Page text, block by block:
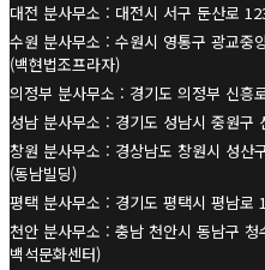
대전 분사무소 : 대전시 서구 둔산로
수원 분사무소 : 수원시 영통구 광교중
(백현법조프라자)
의정부 분사무소 : 경기도 의정부 신흥
성남 분사무소 : 경기도 성남시 중원구
창원 분사무소 : 경상남도 창원시 성산
(동남빌딩)
평택 분사무소 : 경기도 평택시 평남로
천안 분사무소 : 충남 천안시 동남구
백석문화센터)